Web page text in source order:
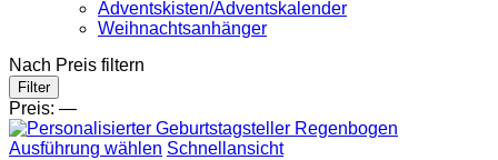
Adventskisten/Adventskalender
Weihnachtsanhänger
Nach Preis filtern
Min.
Preis
Max.
Preis
Filter
Preis: —
Ausführung wählen Schnellansicht